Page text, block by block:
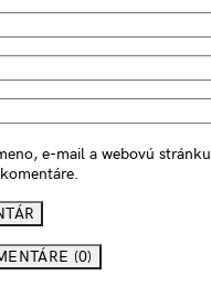
e-mail a webovú
(0)